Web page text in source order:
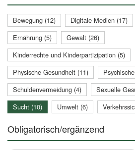
Bewegung (12) Digitale Medien (17)
Ernährung (5)
Gewalt (26)
Kinderrechte und Kinderpartizipation (5)
Physische Gesundheit (11)
Schuldenvermeidung (4)
Sexuelle
Sucht (10)
Umwelt (6)
Obligatorisch/ergänzend